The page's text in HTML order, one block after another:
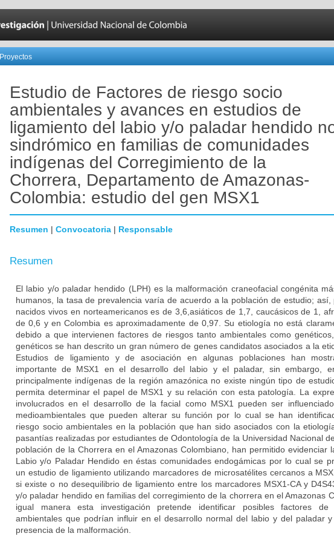
Proyectos
Estudio de Factores de riesgo socio
ambientales y avances en estudios de
ligamiento del labio y/o paladar hendido
sindrómico en familias de comunidades
indígenas del Corregimiento de la
Chorrera, Departamento de Amazonas-
Colombia: estudio del gen MSX1
Resumen | Convocatoria | Responsable
Resumen
El labio y/o paladar hendido (LPH) es la malformación craneofacial congénita
humanos, la tasa de prevalencia varía de acuerdo a la población de estudio; así,
nacidos vivos en norteamericanos es de 3,6,asiáticos de 1,7, caucásicos de 1,
de 0,6 y en Colombia es aproximadamente de 0,97. Su etiología no está
debido a que intervienen factores de riesgos tanto ambientales como
genéticos se han descrito un gran número de genes candidatos asociados a la
Estudios de ligamiento y de asociación en algunas poblaciones han
importante de MSX1 en el desarrollo del labio y el paladar, sin embargo,
principalmente indígenas de la región amazónica no existe ningún tipo de
permita determinar el papel de MSX1 y su relación con esta patología. La
involucrados en el desarrollo de la facial como MSX1 pueden ser
medioambientales que pueden alterar su función por lo cual se han
riesgo socio ambientales en la población que han sido asociados con la
pasantías realizadas por estudiantes de Odontología de la Universidad Nacional
población de la Chorrera en el Amazonas Colombiano, han permitido evidenciar
Labio y/o Paladar Hendido en éstas comunidades endogámicas por lo cual se
un estudio de ligamiento utilizando marcadores de microsatélites cercanos a
si existe o no desequilibrio de ligamiento entre los marcadores MSX1-CA y
y/o paladar hendido en familias del corregimiento de la chorrera en el Amazonas
igual manera esta investigación pretende identificar posibles factores de
ambientales que podrían influir en el desarrollo normal del labio y del paladar
presencia de la malformación.